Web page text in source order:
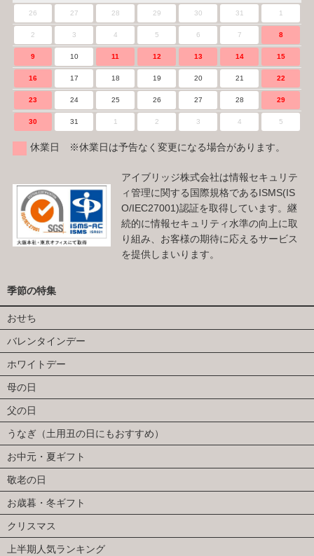
26 27 28 29 30 31 1
2 3 4 5 6 7 8
9 10 11 12 13 14 15
16 17 18 19 20 21 22
23 24 25 26 27 28 29
30 31 1 2 3 4 5
休業日 ※休業日は予告なく変更になる場合があります。
アイブリッジ株式会社は情報セキュリテ
ィ管理に関する国際規格であるISMS(IS
O/IEC27001)認証を取得しています。継
続的に情報セキュリティ水準の向上に取
り組み、お客様の期待に応えるサービス
を提供しまいります。
季節の特集
おせち
バレンタインデー
ホワイトデー
母の日
父の日
うなぎ（土用丑の日にもおすすめ）
お中元・夏ギフト
敬老の日
お歳暮・冬ギフト
クリスマス
上半期人気ランキング